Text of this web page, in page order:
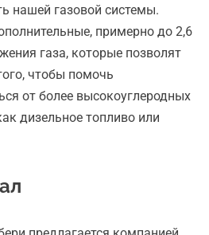
нашей газовой системы.
примерно до 2,6
газа, которые позволят
чтобы помочь
от более высокоуглеродных
дизельное топливо или